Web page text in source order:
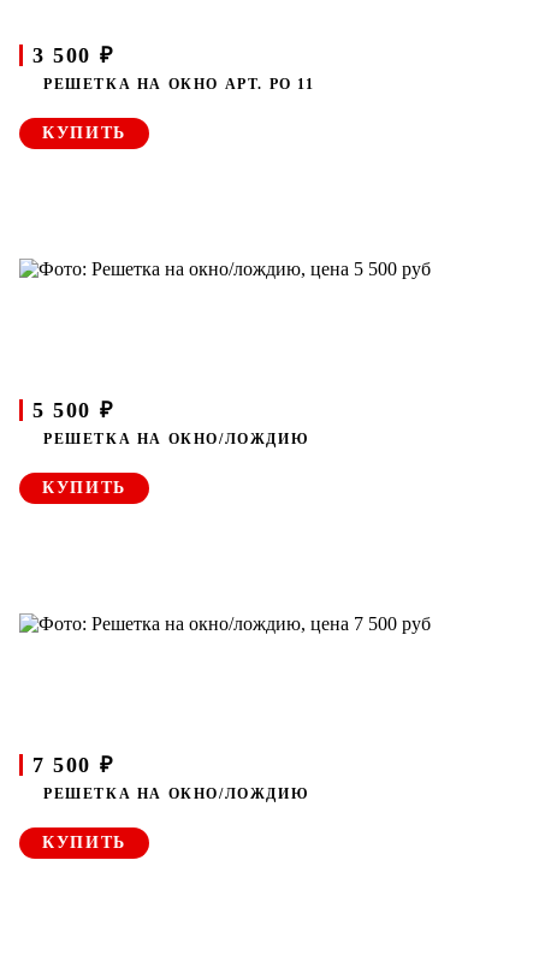
3 500 ₽
РЕШЕТКА НА ОКНО АРТ. РО 11
КУПИТЬ
5 500 ₽
РЕШЕТКА НА ОКНО/ЛОЖДИЮ
КУПИТЬ
7 500 ₽
РЕШЕТКА НА ОКНО/ЛОЖДИЮ
КУПИТЬ